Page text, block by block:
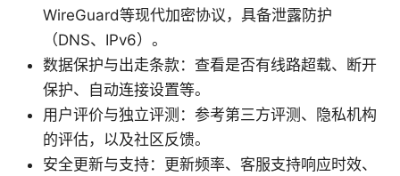
WireGuard等现代加密协议，具备泄露防护
（DNS、IPv6）。
数据保护与出走条款：查看是否有线路超载、断开
保护、自动连接设置等。
用户评价与独立评测：参考第三方评测、隐私机构
的评估，以及社区反馈。
安全更新与支持：更新频率、客服支持响应时效、